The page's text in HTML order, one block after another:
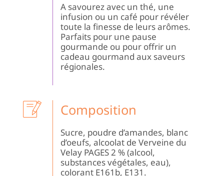
A savourez avec un thé, une
infusion ou un café pour révéler
toute la finesse de leurs arômes.
Parfaits pour une pause
gourmande ou pour offrir un
cadeau gourmand aux saveurs
régionales.
Composition
Sucre, poudre d’amandes, blanc
d’oeufs, alcoolat de Verveine du
Velay PAGES 2 % (alcool,
substances végétales, eau),
colorant E161b, E131.